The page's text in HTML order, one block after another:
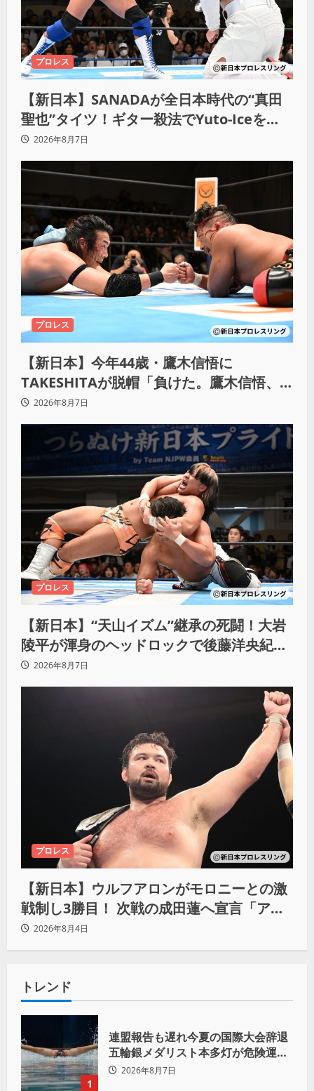
プロレス
【新日本】SANADAが全日本時代の“真田
聖也”タイツ！ギター殺法でYuto-Iceを
KO「俺と闘う時は考えろ。感じるな」
2026年8月7日
プロレス
【新日本】今年44歳・鷹木信悟に
TAKESHITAが脱帽「負けた。鷹木信悟、
強いわ！」
2026年8月7日
プロレス
【新日本】“天山イズム”継承の死闘！大岩
陵平が渾身のヘッドロックで後藤洋央紀か
らタップ奪取 執念の「リベンジ＆4勝目」
2026年8月7日
プロレス
【新日本】ウルフアロンがモロニーとの激
戦制し3勝目！ 次戦の成田蓮へ宣言「アイ
ツの王道を俺の王道でぶち壊す」
2026年8月4日
トレンド
1
連盟報告も遅れ今夏の国際大会辞退
五輪銀メダリスト本多灯が危険運転
致傷で起訴
2026年8月7日